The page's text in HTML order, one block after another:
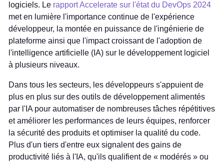
logiciels. Le rapport Accelerate sur l'état du DevOps 2024
met en lumière l'importance continue de l'expérience
développeur, la montée en puissance de l'ingénierie de
plateforme ainsi que l'impact croissant de l'adoption de
l'intelligence artificielle (IA) sur le développement logiciel
à plusieurs niveaux.
Dans tous les secteurs, les développeurs s'appuient de
plus en plus sur des outils de développement alimentés
par l'IA pour automatiser de nombreuses tâches répétitives
et améliorer les performances de leurs équipes, renforcer
la sécurité des produits et optimiser la qualité du code.
Plus d'un tiers d'entre eux signalent des gains de
productivité liés à l'IA, qu'ils qualifient de « modérés » ou